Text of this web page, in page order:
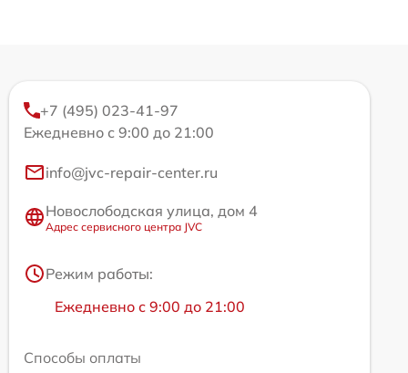
+7 (495) 023-41-97
Ежедневно с 9:00 до 21:00
info@jvc-repair-center.ru
Новослободская улица, дом 4
Адрес сервисного центра JVC
Режим работы:
Ежедневно с 9:00 до 21:00
Способы оплаты